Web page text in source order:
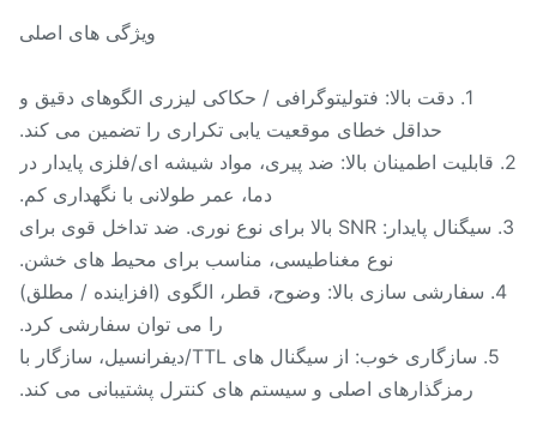
ویژگی های اصلی
1. دقت بالا: فتولیتوگرافی / حکاکی لیزری الگوهای دقیق و
حداقل خطای موقعیت یابی تکراری را تضمین می کند.
قابلیت اطمینان بالا: ضد پیری، مواد شیشه ای/فلزی پایدار در
دما، عمر طولانی با نگهداری کم.
3. سیگنال پایدار: SNR بالا برای نوع نوری. ضد تداخل قوی برای
نوع مغناطیسی، مناسب برای محیط های خشن.
4. سفارشی سازی بالا: وضوح، قطر، الگوی (افزاینده / مطلق)
را می توان سفارشی کرد.
5. سازگاری خوب: از سیگنال های TTL/دیفرانسیل، سازگار با
رمزگذارهای اصلی و سیستم های کنترل پشتیبانی می کند.